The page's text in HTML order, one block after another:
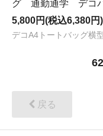
グ 通勤通学 デコ
5,800円(税込6,380円)
デコA4トートバッグ横
62
戻る